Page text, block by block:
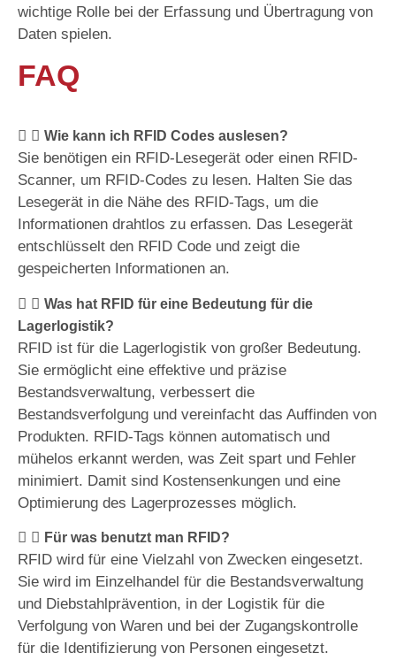
wichtige Rolle bei der Erfassung und Übertragung von
Daten spielen.
FAQ
Wie kann ich RFID Codes auslesen?
Sie benötigen ein RFID-Lesegerät oder einen RFID-
Scanner, um RFID-Codes zu lesen. Halten Sie das
Lesegerät in die Nähe des RFID-Tags, um die
Informationen drahtlos zu erfassen. Das Lesegerät
entschlüsselt den RFID Code und zeigt die
gespeicherten Informationen an.
Was hat RFID für eine Bedeutung für die
Lagerlogistik?
RFID ist für die Lagerlogistik von großer Bedeutung.
Sie ermöglicht eine effektive und präzise
Bestandsverwaltung, verbessert die
Bestandsverfolgung und vereinfacht das Auffinden von
Produkten. RFID-Tags können automatisch und
mühelos erkannt werden, was Zeit spart und Fehler
minimiert. Damit sind Kostensenkungen und eine
Optimierung des Lagerprozesses möglich.
Für was benutzt man RFID?
RFID wird für eine Vielzahl von Zwecken eingesetzt.
Sie wird im Einzelhandel für die Bestandsverwaltung
und Diebstahlprävention, in der Logistik für die
Verfolgung von Waren und bei der Zugangskontrolle
für die Identifizierung von Personen eingesetzt.